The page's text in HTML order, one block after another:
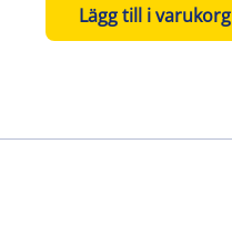
Lägg till i varukorg